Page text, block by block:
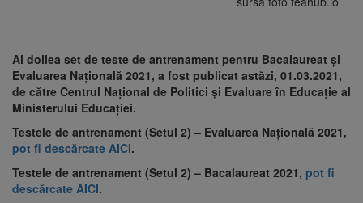
Al doilea set de teste de antrenament pentru Bacalaureat și
Evaluarea Națională 2021, a fost publicat astăzi, 01.03.2021,
de către Centrul Național de Politici și Evaluare în Educație al
Ministerului Educației.
Testele de antrenament (Setul 2) – Evaluarea Națională 2021,
pot fi descărcate AICI.
Testele de antrenament (Setul 2) – Bacalaureat 2021, pot fi
descărcate AICI.